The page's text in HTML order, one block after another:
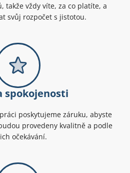
takže vždy víte, za co platíte, a
svůj rozpočet s jistotou.
spokojenosti
poskytujeme záruku, abyste
provedeny kvalitně a podle
očekávání.